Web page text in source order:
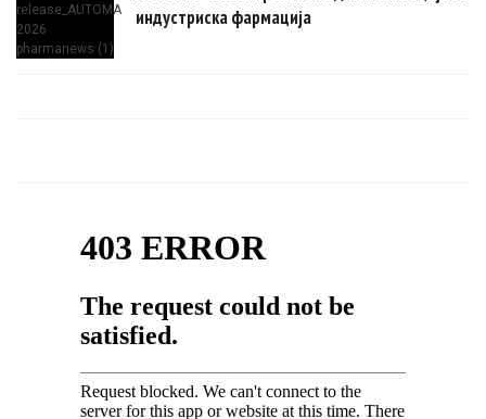
индустриска фармација